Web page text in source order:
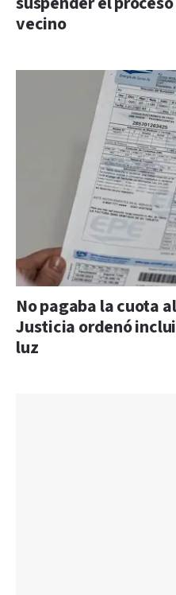
vecino
No pagaba la cuota
Justicia ordenó
luz